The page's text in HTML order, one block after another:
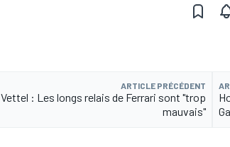
ARTICLE PRÉCÉDENT
Vettel : Les longs relais de Ferrari sont "trop
mauvais"